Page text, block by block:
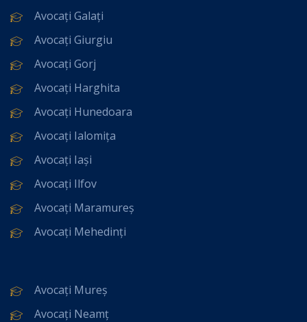
Avocați Galați
Avocați Giurgiu
Avocați Gorj
Avocați Harghita
Avocați Hunedoara
Avocați Ialomița
Avocați Iași
Avocați Ilfov
Avocați Maramureș
Avocați Mehedinți
Avocați Mureș
Avocați Neamț